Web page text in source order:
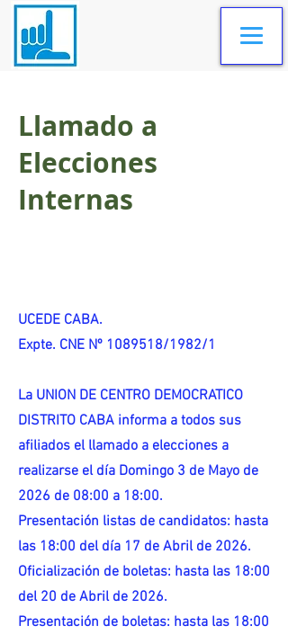
Llamado a
Elecciones
Internas
UCEDE CABA.
Expte. CNE Nº 1089518/1982/1
La UNION DE CENTRO DEMOCRATICO
DISTRITO CABA informa a todos sus
afiliados el llamado a elecciones a
realizarse el día Domingo 3 de Mayo de
2026 de 08:00 a 18:00.
Presentación listas de candidatos: hasta
las 18:00 del día 17 de Abril de 2026.
Oficialización de boletas: hasta las 18:00
del 20 de Abril de 2026.
Presentación de boletas: hasta las 18:00